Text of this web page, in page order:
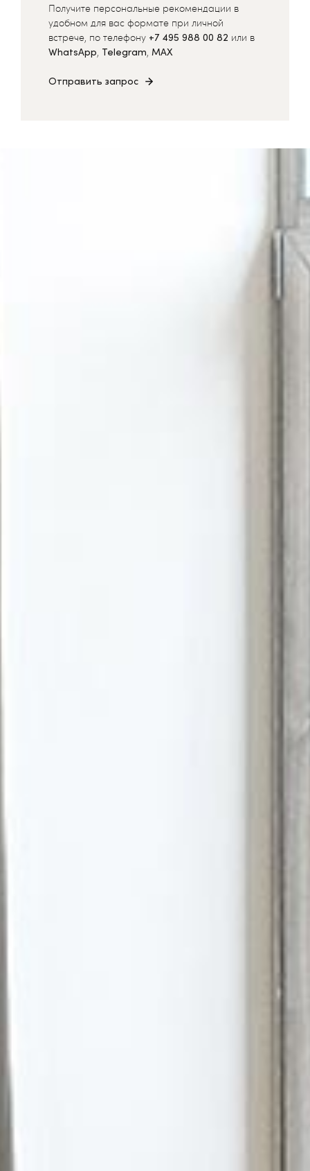
Получите персональные рекомендации в
удобном для вас формате при личной
встрече, по телефону +7 495 988 00 82 или в
WhatsApp, Telegram, MAX
Отправить запрос